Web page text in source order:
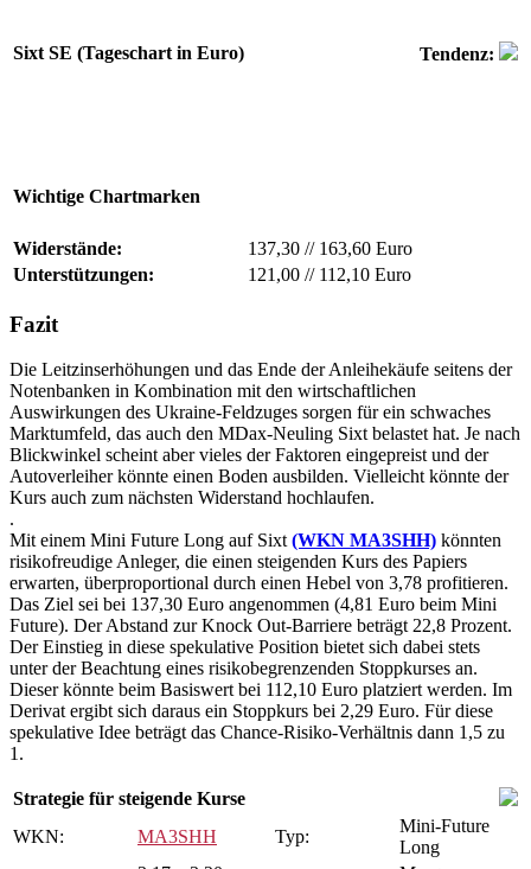
Sixt SE (Tageschart in Euro) Tendenz:
Wichtige Chartmarken
Widerstände: 137,30 //163,60 Euro
Unterstützungen:
121,00 //112,10 Euro
Fazit
Die Leitzinserhöhungen und das Ende der Anleihekäufe seitens der
Notenbanken in Kombination mit den wirtschaftlichen
Auswirkungen des Ukraine-Feldzuges sorgen für ein schwaches
Marktumfeld, das auch den MDax-Neuling Sixt belastet hat. Je nach
Blickwinkel scheint aber vieles der Faktoren eingepreist und der
Autoverleiher könnte einen Boden ausbilden. Vielleicht könnte der
Kurs auch zum nächsten Widerstand hochlaufen.
.
Mit einem Mini Future Long auf Sixt (WKN MA3SHH) könnten
risikofreudige Anleger, die einen steigenden Kurs des Papiers
erwarten, überproportional durch einen Hebel von 3,78 profitieren.
Das Ziel sei bei 137,30 Euro angenommen (4,81 Euro beim Mini
Future). Der Abstand zur Knock Out-Barriere beträgt 22,8 Prozent.
Der Einstieg in diese spekulative Position bietet sich dabei stets
unter der Beachtung eines risikobegrenzenden Stoppkurses an.
Dieser könnte beim Basiswert bei 112,10 Euro platziert werden. Im
Derivat ergibt sich daraus ein Stoppkurs bei 2,29 Euro. Für diese
spekulative Idee beträgt das Chance-Risiko-Verhältnis dann 1,5 zu
1.
Strategie für steigende Kurse
WKN:
MA3SHH Typ:
Mini-Future
Long